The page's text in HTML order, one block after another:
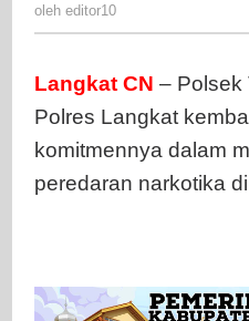
oleh editor10
Langkat CN – Polsek
Polres Langkat
komitmennya dalam
peredaran narkotika